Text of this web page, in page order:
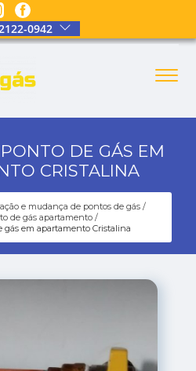
0942
DE GÁS EM
CRISTALINA
e mudança de pontos de gás
de gás apartamento
gás em apartamento Cristalina